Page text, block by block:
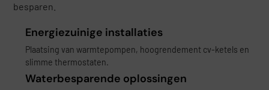
besparen.
Energiezuinige installaties
Plaatsing van warmtepompen, hoogrendement cv-ketels en
slimme thermostaten.
Waterbesparende oplossingen